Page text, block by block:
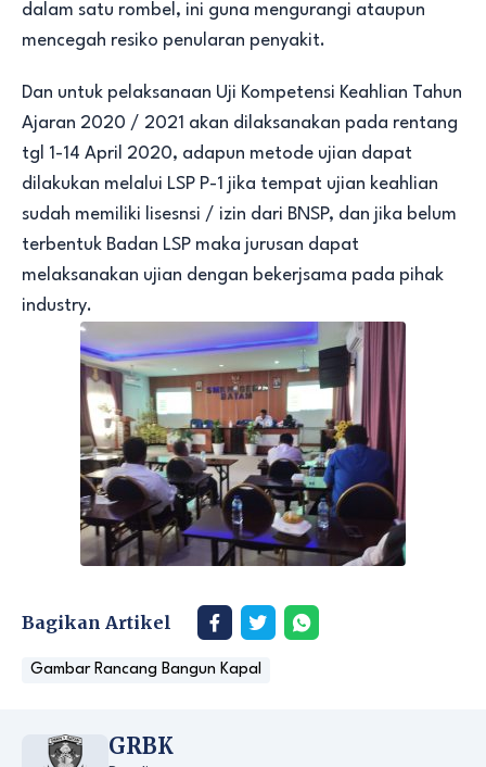
dalam satu rombel, ini guna mengurangi ataupun
mencegah resiko penularan penyakit.
Dan untuk pelaksanaan Uji Kompetensi Keahlian Tahun
Ajaran 2020 / 2021 akan dilaksanakan pada rentang
tgl 1-14 April 2020, adapun metode ujian dapat
dilakukan melalui LSP P-1 jika tempat ujian keahlian
sudah memiliki lisesnsi / izin dari BNSP, dan jika belum
terbentuk Badan LSP maka jurusan dapat
melaksanakan ujian dengan bekerjsama pada pihak
industry.
Bagikan Artikel
Gambar Rancang Bangun Kapal
GRBK